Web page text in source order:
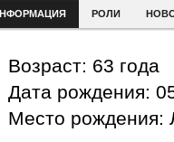
РОЛИ
Возраст: 63 года
Дата рождения:
Место рождения: